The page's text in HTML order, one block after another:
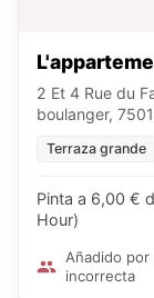
2 Et 4 Rue du
boulanger,
Terraza grande
Pinta a 6,00 €
Hour)
Añadido
incorrecta